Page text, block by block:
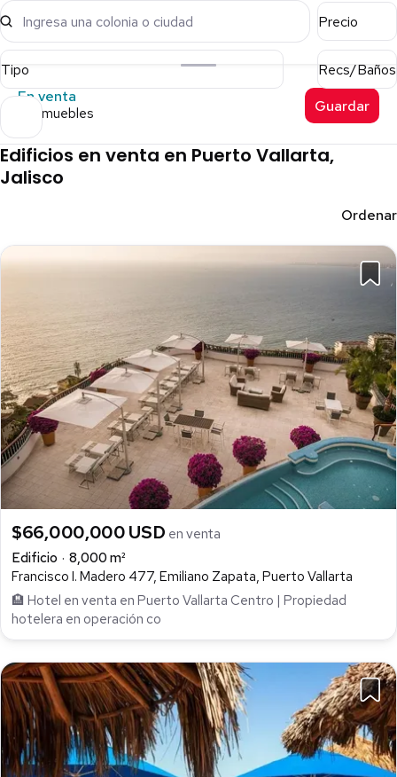
Ingresa una colonia o ciudad Precio
Tipo
Recs/Baños
En venta
15 inmuebles Guardar
Edificios en venta en Puerto Vallarta,
Jalisco
Ordenar
$66,000,000 USD en venta
Edificio
8,000 m²
Francisco I. Madero 477, Emiliano Zapata, Puerto Vallarta
🏨 Hotel en venta en Puerto Vallarta Centro | Propiedad
hotelera en operación co